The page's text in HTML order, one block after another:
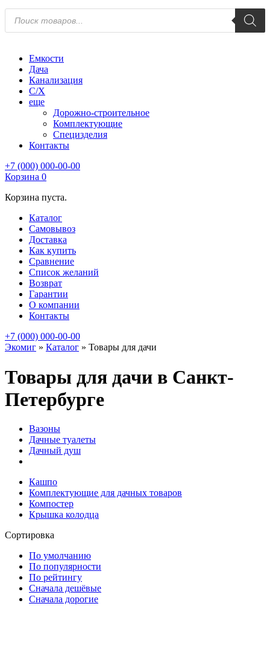
Поиск
товаров
Емкости
Дача
Канализация
С/Х
еще
Дорожно-строительное
Комплектующие
Специзделия
Контакты
+7 (000) 000-00-00
Корзина 0
Корзина пуста.
Каталог
Самовывоз
Доставка
Как купить
Сравнение
Список желаний
Возврат
Гарантии
О компании
Контакты
+7 (000) 000-00-00
Экомиг » Каталог » Товары для дачи
Товары для дачи в Санкт-
Петербурге
Вазоны
Дачные туалеты
Дачный душ
Кашпо
Комплектующие для дачных товаров
Компостер
Крышка колодца
Сортировка
По умолчанию
По популярности
По рейтингу
Сначала дешёвые
Сначала дорогие